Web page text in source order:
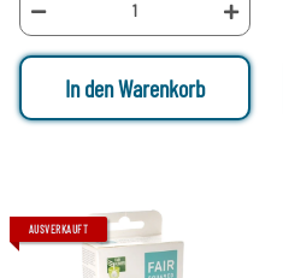
In den Warenkorb
AUSVERKAUFT